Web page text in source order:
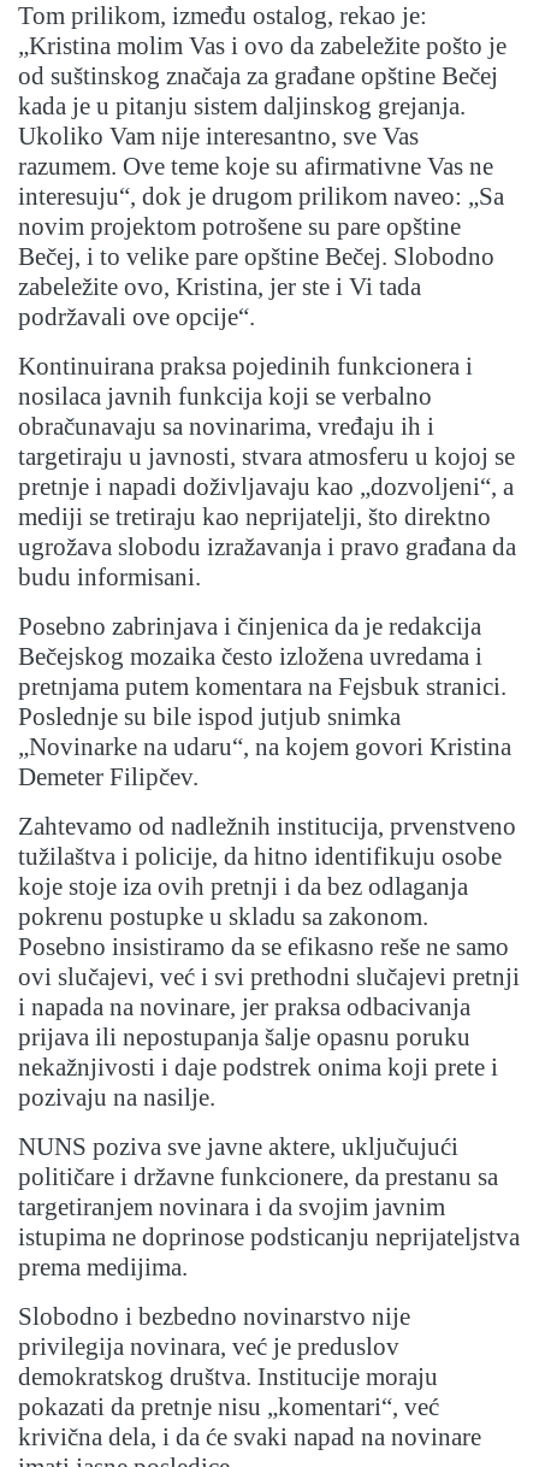
Tom prilikom, između ostalog, rekao je:
„Kristina molim Vas i ovo da zabeležite pošto je
od suštinskog značaja za građane opštine Bečej
kada je u pitanju sistem daljinskog grejanja.
Ukoliko Vam nije interesantno, sve Vas
razumem. Ove teme koje su afirmativne Vas ne
interesuju“, dok je drugom prilikom naveo: „Sa
novim projektom potrošene su pare opštine
Bečej, i to velike pare opštine Bečej. Slobodno
zabeležite ovo, Kristina, jer ste i Vi tada
podržavali ove opcije“.
Kontinuirana praksa pojedinih funkcionera i
nosilaca javnih funkcija koji se verbalno
obračunavaju sa novinarima, vređaju ih i
targetiraju u javnosti, stvara atmosferu u kojoj se
pretnje i napadi doživljavaju kao „dozvoljeni“, a
mediji se tretiraju kao neprijatelji, što direktno
ugrožava slobodu izražavanja i pravo građana da
budu informisani.
Posebno zabrinjava i činjenica da je redakcija
Bečejskog mozaika često izložena uvredama i
pretnjama putem komentara na Fejsbuk stranici.
Poslednje su bile ispod jutjub snimka
„Novinarke na udaru“, na kojem govori Kristina
Demeter Filipčev.
Zahtevamo od nadležnih institucija, prvenstveno
tužilaštva i policije, da hitno identifikuju osobe
koje stoje iza ovih pretnji i da bez odlaganja
pokrenu postupke u skladu sa zakonom.
Posebno insistiramo da se efikasno reše ne samo
ovi slučajevi, već i svi prethodni slučajevi pretnji
i napada na novinare, jer praksa odbacivanja
prijava ili nepostupanja šalje opasnu poruku
nekažnjivosti i daje podstrek onima koji prete i
pozivaju na nasilje.
NUNS poziva sve javne aktere, uključujući
političare i državne funkcionere, da prestanu sa
targetiranjem novinara i da svojim javnim
istupima ne doprinose podsticanju neprijateljstva
prema medijima.
Slobodno i bezbedno novinarstvo nije
privilegija novinara, već je preduslov
demokratskog društva. Institucije moraju
pokazati da pretnje nisu „komentari“, već
krivična dela, i da će svaki napad na novinare